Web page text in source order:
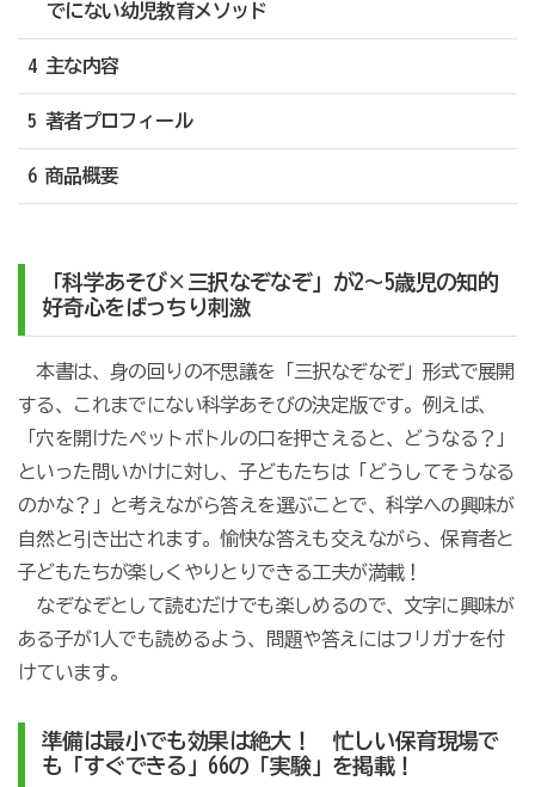
でにない幼児教育メソッド
4 主な内容
5 著者プロフィール
6 商品概要
「科学あそび×三択なぞなぞ」が2〜5歳児の知的
好奇心をばっちり刺激
本書は、身の回りの不思議を「三択なぞなぞ」形式で展開
する、これまでにない科学あそびの決定版です。例えば、
「穴を開けたペットボトルの口を押さえると、どうなる？」
といった問いかけに対し、子どもたちは「どうしてそうなる
のかな？」と考えながら答えを選ぶことで、科学への興味が
自然と引き出されます。愉快な答えも交えながら、保育者と
子どもたちが楽しくやりとりできる工夫が満載！
なぞなぞとして読むだけでも楽しめるので、文字に興味が
ある子が1人でも読めるよう、問題や答えにはフリガナを付
けています。
準備は最小でも効果は絶大！ 忙しい保育現場で
も「すぐできる」66の「実験」を掲載！